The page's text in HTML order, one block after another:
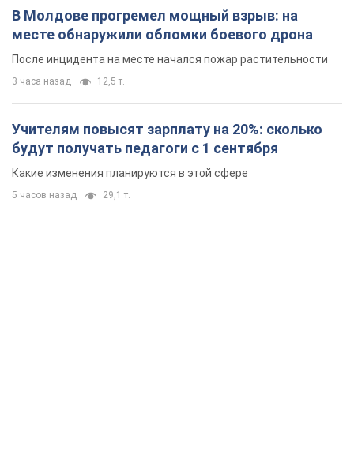
В Молдове прогремел мощный взрыв: на
месте обнаружили обломки боевого дрона
После инцидента на месте начался пожар растительности
3 часа назад 12,5 т.
Учителям повысят зарплату на 20%: сколько
будут получать педагоги с 1 сентября
Какие изменения планируются в этой сфере
5 часов назад 29,1 т.